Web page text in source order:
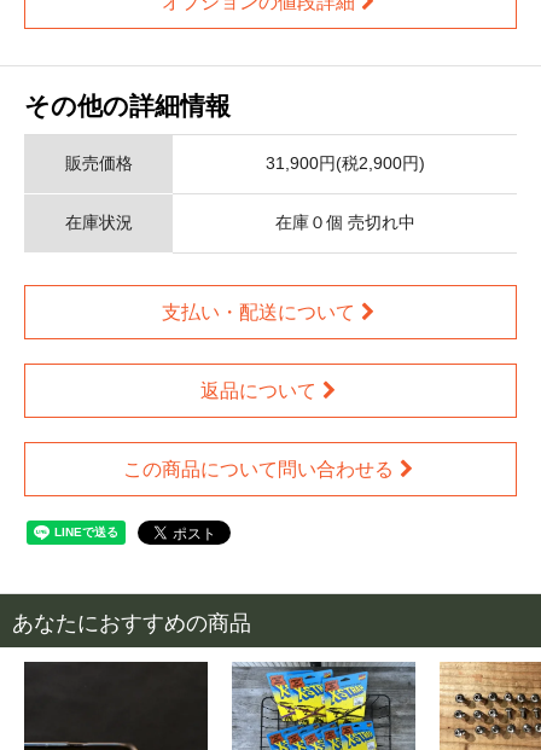
その他の詳細情報
販売価格 31,900円(税2,900円)
在庫状況 在庫０個 売切れ中
支払い・配送について
返品について
この商品について問い合わせる
あなたにおすすめの商品